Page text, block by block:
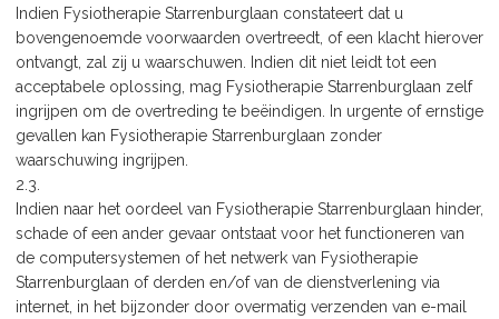
Indien Fysiotherapie Starrenburglaan constateert dat u
bovengenoemde voorwaarden overtreedt, of een klacht hierover
ontvangt, zal zij u waarschuwen. Indien dit niet leidt tot een
acceptabele oplossing, mag Fysiotherapie Starrenburglaan zelf
ingrijpen om de overtreding te beëindigen. In urgente of ernstige
gevallen kan Fysiotherapie Starrenburglaan zonder
waarschuwing ingrijpen.
2.3.
Indien naar het oordeel van Fysiotherapie Starrenburglaan hinder,
schade of een ander gevaar ontstaat voor het functioneren van
de computersystemen of het netwerk van Fysiotherapie
Starrenburglaan of derden en/of van de dienstverlening via
internet, in het bijzonder door overmatig verzenden van e-mail